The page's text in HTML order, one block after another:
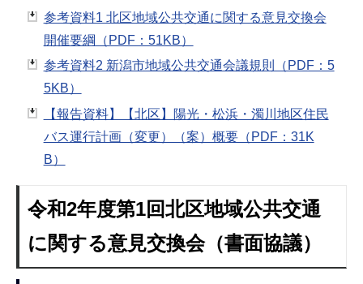
参考資料1 北区地域公共交通に関する意見交換会
開催要綱（PDF：51KB）
参考資料2 新潟市地域公共交通会議規則（PDF：5
5KB）
【報告資料】【北区】陽光・松浜・濁川地区住民
バス運行計画（変更）（案）概要（PDF：31K
B）
令和2年度第1回北区地域公共交通
に関する意見交換会（書面協議）